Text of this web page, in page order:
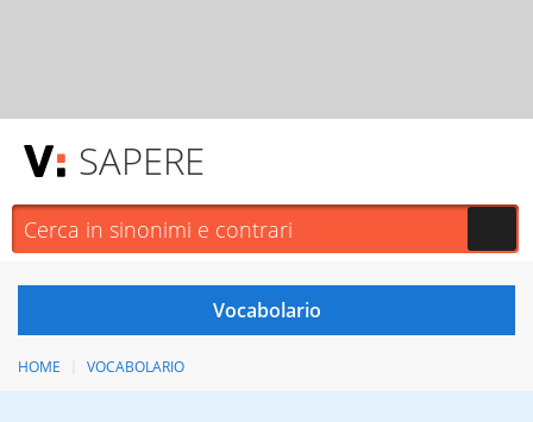
SAPERE
HOME VOCABOLARIO